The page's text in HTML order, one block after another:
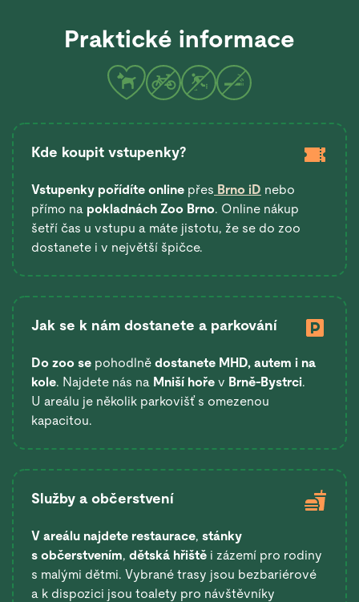
Praktické informace
Kde koupit vstupenky?
Vstupenky pořídíte online přes Brno iD nebo
přímo na pokladnách Zoo Brno. Online nákup
šetří čas u vstupu a máte jistotu, že se do zoo
dostanete i v největší špičce.
Jak se k nám dostanete a parkování
Do zoo se pohodlně dostanete MHD, autem i na
kole. Najdete nás na Mniší hoře v Brně-Bystrci.
U areálu je několik parkovišť s omezenou
kapacitou.
Služby a občerstvení
V areálu najdete restaurace, stánky
s občerstvením, dětská hřiště i zázemí pro rodiny
s malými dětmi. Vybrané trasy jsou bezbariérové
a k dispozici jsou toalety pro návštěvníky